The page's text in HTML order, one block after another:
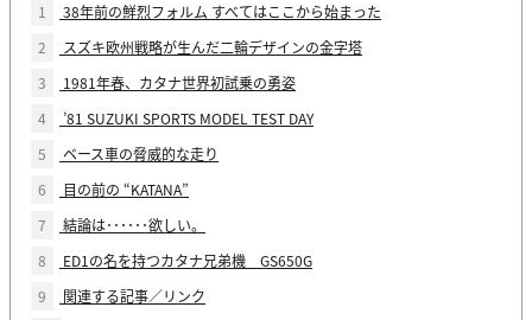
1
38年前の鮮烈フォルム すべてはここから始まった
2
スズキ欧州戦略が生んだ二輪デザインの金字塔
3
1981年春、カタナ世界初試乗の勇姿
4
’81 SUZUKI SPORTS MODEL TEST DAY
5
ベース車の脅威的な走り
6
目の前の “KATANA”
7
結論は･･････欲しい。
8
ED1の名を持つカタナ兄弟機 GS650G
9
関連する記事／リンク